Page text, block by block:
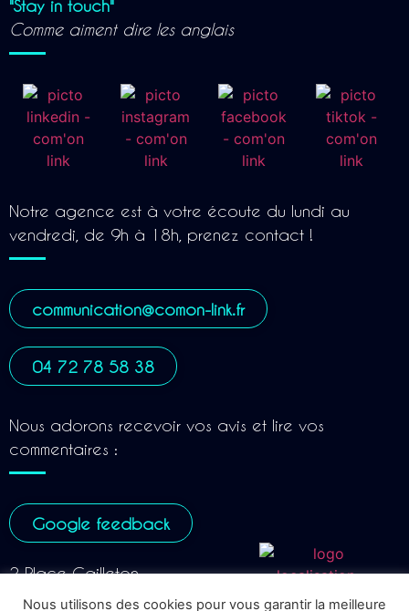
"Stay in touch"
Comme aiment dire les anglais
Notre agence est à votre écoute du lundi au
vendredi, de 9h à 18h, prenez contact !
communication@comon-link.fr
04 72 78 58 38
Nous adorons recevoir vos avis et lire vos
commentaires :
Google feedback
2 Place Gailleton
69002 LYON
Nous utilisons des cookies pour vous garantir la meilleure